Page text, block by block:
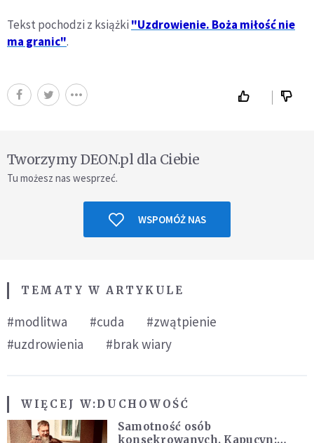
Tekst pochodzi z książki "Uzdrowienie. Boża miłość nie
ma granic".
Tworzymy DEON.pl dla Ciebie
Tu możesz nas wesprzeć.
WSPOMÓŻ NAS
TEMATY W ARTYKULE
#modlitwa #cuda
#zwątpienie
#uzdrowienia
#brak wiary
WIĘCEJ W:DUCHOWOŚĆ
Samotność osób
konsekrowanych. Kapucyn: